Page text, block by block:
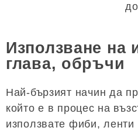
Използване на
глава, обръчи
Най-бързият начин да
който е в процес на
използвате фиби,